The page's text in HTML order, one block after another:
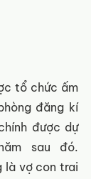
tổ chức ấm
đăng kí
được dự
sau đó.
là vợ con trai